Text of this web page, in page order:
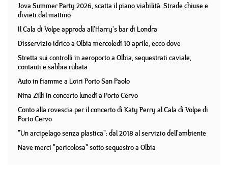
Jova Summer Party 2026, scatta il piano viabilità. Strade chiuse e
divieti dal mattino
Il Cala di Volpe approda all'Harry's bar di Londra
Disservizio idrico a Olbia mercoledì 10 aprile, ecco dove
Stretta sui controlli in aeroporto a Olbia, sequestrati caviale,
contanti e sabbia rubata
Auto in fiamme a Loiri Porto San Paolo
Nina Zilli in concerto lunedì a Porto Cervo
Conto alla rovescia per il concerto di Katy Perry al Cala di Volpe di
Porto Cervo
"Un arcipelago senza plastica": dal 2018 al servizio dell'ambiente
Nave merci "pericolosa" sotto sequestro a Olbia